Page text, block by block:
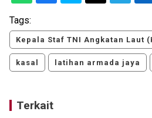
Tags:
Kepala Staf TNI Angkatan Laut
kasal latihan armada jaya
Terkait